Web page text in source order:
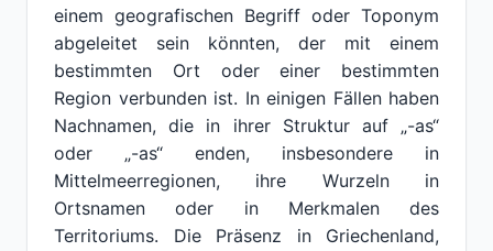
einem geografischen Begriff oder Toponym
abgeleitet sein könnten, der mit einem
bestimmten Ort oder einer bestimmten
Region verbunden ist. In einigen Fällen haben
Nachnamen, die in ihrer Struktur auf „-as“
oder „-as“ enden, insbesondere in
Mittelmeerregionen, ihre Wurzeln in
Ortsnamen oder in Merkmalen des
Territoriums. Die Präsenz in Griechenland,